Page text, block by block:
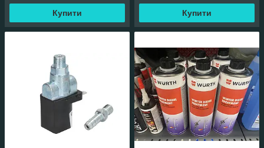
Купити Купити